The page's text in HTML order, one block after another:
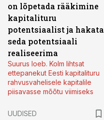
on lõpetada rääkimine
kapitalituru
potentsiaalist ja hakata
seda potentsiaali
realiseerima
Suurus loeb. Kolm lihtsat
ettepanekut Eesti kapitalituru
rahvusvahelisele kapitalile
piisavasse mõõtu viimiseks
UUDISED